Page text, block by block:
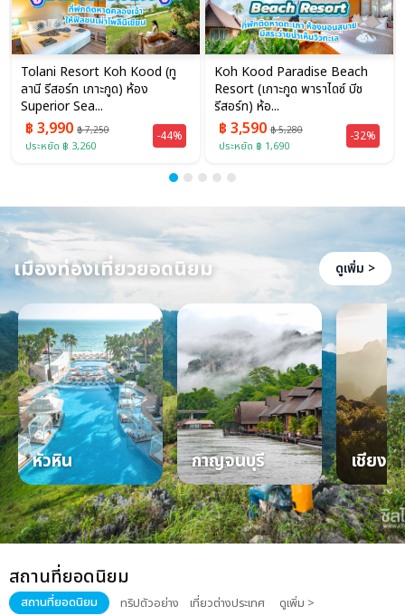
Tolani Resort Koh Kood (ทู
ลานี รีสอร์ท เกาะกูด) ห้อง
Superior Sea...
฿ 3,990 ฿ 7,250
ประหยัด ฿ 3,260
-44%
Koh Kood Paradise Beach
Resort (เกาะกูด พาราไดซ์ บีช
รีสอร์ท) ห้อ...
฿ 3,590 ฿ 5,280
ประหยัด ฿ 1,690
-32%
เมืองท่องเที่ยวยอดนิยม ดูเพิ่ม >
หัวหิน กาญจนบุรี เชียงใ
สถานที่ยอดนิยม
สถานที่ยอดนิยม ทริปตัวอย่าง เที่ยวต่างประเทศ ดูเพิ่ม >